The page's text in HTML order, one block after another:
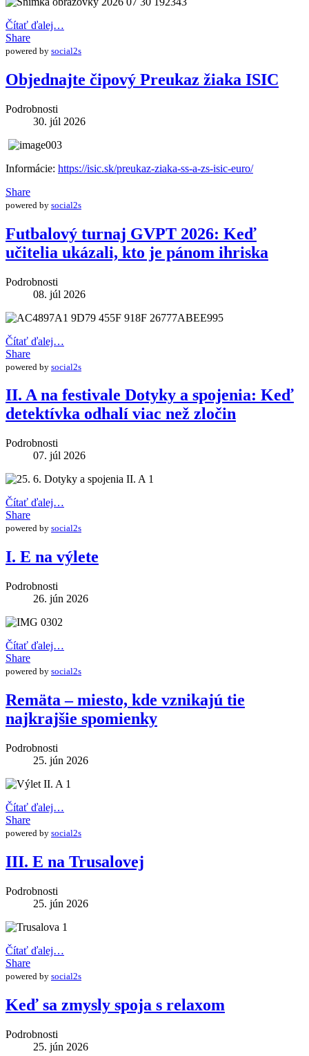
Čítať ďalej…
Share
powered by social2s
Objednajte čipový Preukaz žiaka ISIC
Podrobnosti
30. júl 2026
Informácie: https://isic.sk/preukaz-ziaka-ss-a-zs-isic-euro/
Share
powered by social2s
Futbalový turnaj GVPT 2026: Keď
učitelia ukázali, kto je pánom ihriska
Podrobnosti
08. júl 2026
Čítať ďalej…
Share
powered by social2s
II. A na festivale Dotyky a spojenia: Keď
detektívka odhalí viac než zločin
Podrobnosti
07. júl 2026
Čítať ďalej…
Share
powered by social2s
I. E na výlete
Podrobnosti
26. jún 2026
Čítať ďalej…
Share
powered by social2s
Remäta – miesto, kde vznikajú tie
najkrajšie spomienky
Podrobnosti
25. jún 2026
Čítať ďalej…
Share
powered by social2s
III. E na Trusalovej
Podrobnosti
25. jún 2026
Čítať ďalej…
Share
powered by social2s
Keď sa zmysly spoja s relaxom
Podrobnosti
25. jún 2026